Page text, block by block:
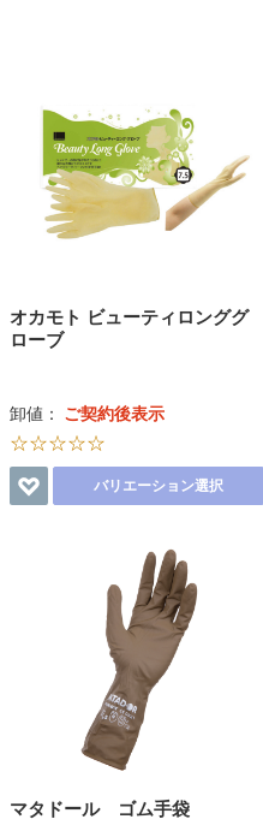
オカモト ビューティロンググ
ローブ
卸値： ご契約後表示
☆☆☆☆☆
バリエーション選択
マタドール ゴム手袋